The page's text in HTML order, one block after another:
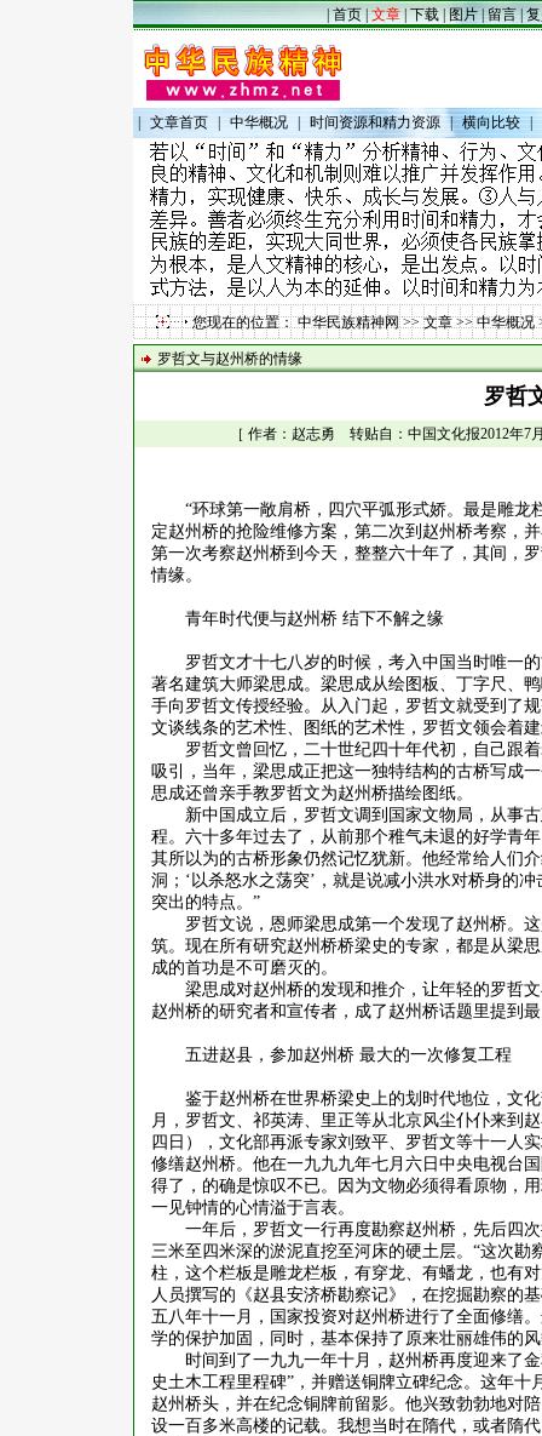
|首页|文章|下载| 图片|留言|
文章首页 中华概况 时间资源和精力资源 | 横向比较
您现在的位置：中华民族精神网>>文章>>中华概况
罗哲文与赵州桥的情缘
罗哲
［ 作者：赵志勇 转贴自：中国文化报2012年
“环球第一敞肩桥，四穴平弧形式娇。最是雕
定赵州桥的抢险维修方案，第二次到赵州桥考察，
第一次考察赵州桥到今天，整整六十年了，其间，
情缘。
青年时代便与赵州桥 结下不解之缘
罗哲文才十七八岁的时候，考入中国当时唯一
著名建筑大师梁思成。梁思成从绘图板、丁字尺、
手向罗哲文传授经验。从入门起，罗哲文就受到了
文谈线条的艺术性、图纸的艺术性，罗哲文领会着
罗哲文曾回忆，二十世纪四十年代初，自己跟
吸引，当年，梁思成正把这一独特结构的古桥写成
思成还曾亲手教罗哲文为赵州桥描绘图纸。
新中国成立后，罗哲文调到国家文物局，从事
程。六十多年过去了，从前那个稚气未退的好学青
其所以为的古桥形象仍然记忆犹新。他经常给人们
洞；‘以杀怒水之荡突’，就是说减小洪水对桥身的
突出的特点。”
罗哲文说，恩师梁思成第一个发现了赵州桥。
筑。现在所有研究赵州桥桥梁史的专家，都是从梁
成的首功是不可磨灭的。
梁思成对赵州桥的发现和推介，让年轻的罗哲
赵州桥的研究者和宣传者，成了赵州桥话题里提到
五进赵县，参加赵州桥 最大的一次修复工程
鉴于赵州桥在世界桥梁史上的划时代地位，文
月，罗哲文、祁英涛、里正等从北京风尘仆仆来到
四日），文化部再派专家刘致平、罗哲文等十一人
修缮赵州桥。他在一九九九年七月六日中央电视台
得了，的确是惊叹不已。因为文物必须得看原物，
一见钟情的心情溢于言表。
一年后，罗哲文一行再度勘察赵州桥，先后四
三米至四米深的淤泥直挖至河床的硬土层。 “这次勘
柱，这个栏板是雕龙栏板，有穿龙、有蟠龙，也有
人员撰写的《赵县安济桥勘察记》，在挖掘勘察的
五八年十一月，国家投资对赵州桥进行了全面修缮
学的保护加固，同时，基本保持了原来壮丽雄伟的
时间到了一九九一年十月，赵州桥再度迎来了
史土木工程里程碑”，并赠送铜牌立碑纪念。这年
赵州桥头，并在纪念铜牌前留影。他兴致勃勃地对
设一百多米高楼的记载。我想当时在隋代，或者隋